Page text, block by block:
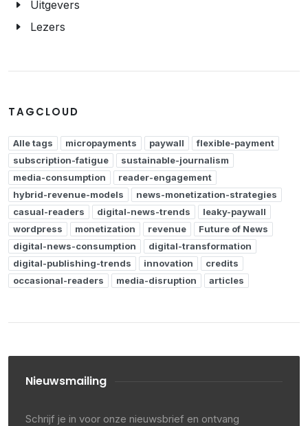
Uitgevers
Lezers
TAGCLOUD
Alle tags micropayments paywall
flexible-payment
subscription-fatigue
sustainable-journalism
media-consumption
reader-engagement
hybrid-revenue-models
news-monetization-strategies
casual-readers
digital-news-trends
leaky-paywall
wordpress
monetization revenue
Future of News
digital-news-consumption
digital-transformation
digital-publishing-trends
innovation
credits
occasional-readers
media-disruption articles
Nieuwsmailing
Schrijf je in voor onze nieuwsbrief en ontvang